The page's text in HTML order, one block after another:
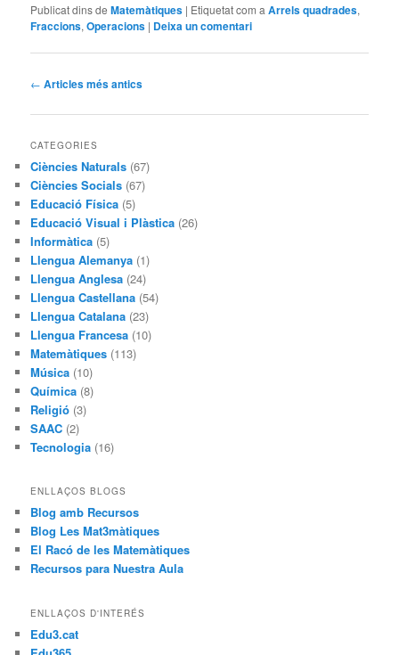
Publicat dins de Matemàtiques | Etiquetat com a Arrels quadrades,
Fraccions,Operacions | Deixa un comentari
Navegació
articles
← Articles més antics
CATEGORIES
Ciències Naturals (67)
Ciències Socials (67)
Educació Física (5)
Educació Visual i Plàstica (26)
Informàtica (5)
Llengua Alemanya (1)
Llengua Anglesa (24)
Llengua Castellana (54)
Llengua Catalana (23)
Llengua Francesa (10)
Matemàtiques (113)
Música (10)
Química (8)
Religió (3)
SAAC (2)
Tecnologia (16)
ENLLAÇOS BLOGS
Blog amb Recursos
Blog Les Mat3màtiques
El Racó de les Matemàtiques
Recursos para Nuestra Aula
ENLLAÇOS D'INTERÉS
Edu3.cat